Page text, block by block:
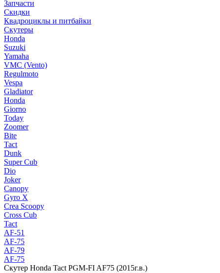
Запчасти
Скидки
Квадроциклы и питбайки
Скутеры
Honda
Suzuki
Yamaha
VMC (Vento)
Regulmoto
Vespa
Gladiator
Honda
Giorno
Today
Zoomer
Bite
Tact
Dunk
Super Cub
Dio
Joker
Canopy
Gyro X
Crea Scoopy
Cross Cub
Tact
AF-51
AF-75
AF-79
AF-75
Скутер Honda Tact PGM-FI AF75 (2015г.в.)